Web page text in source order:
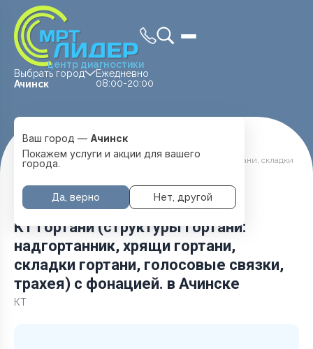
центр диагностики
Выбрать город
Ачинск
Ежедневно
08:00-20:00
Ваш город — Ачинск
Покажем услуги и акции для вашего
города.
Да, верно Нет, другой
Главная Услуги и цены
КТ гортани (структуры гортани: надгортанник, хрящи гортани, складки
гортани, голосовые связки, трахея) с фонацией.
КТ гортани (структуры гортани:
надгортанник, хрящи гортани,
складки гортани, голосовые связки,
трахея) с фонацией. в Ачинске
КТ